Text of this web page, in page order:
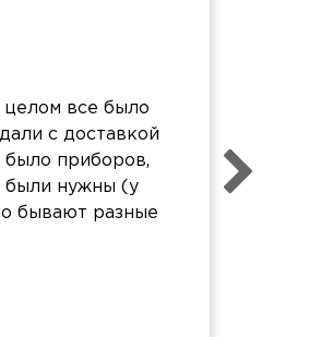
целом все было
с доставкой
было приборов,
были нужны (у
бывают разные